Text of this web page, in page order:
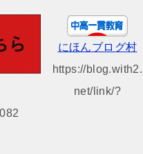
にほんブログ村
https://blog.with2.
net/link/?